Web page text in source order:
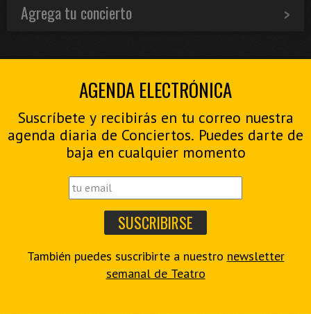
Agrega tu concierto
AGENDA ELECTRÓNICA
Suscríbete y recibirás en tu correo nuestra
agenda diaria de Conciertos. Puedes darte de
baja en cualquier momento
También puedes suscribirte a nuestro newsletter
semanal de Teatro